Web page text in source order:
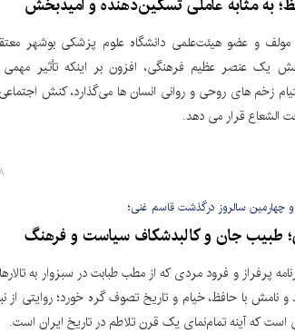
و عضو هیئت‌علمی دانشگاه علوم پزشکی بوشهر
یک عنصر عظیم فرهنگی، افزون بر اینکه تأثیر مهمی
زخم های روحی و روانی انسان­ ها می‌گذارد، کنش
­الشعاع قرار می­ دهد.
و چهارمین سالروز درگذشت قاسم غنی؛
طبیب جان و کالبدشکاف سیاست و فرهنگ
پرفراز و فرود مردی که از مطب طبابت در سبزوار به
نامش با حافظ، خیام و تاریخ تصوف گره خورد؛ روایتی از
است که آینه تمام‌نمای یک قرن تلاطم در تاریخ ایران است.